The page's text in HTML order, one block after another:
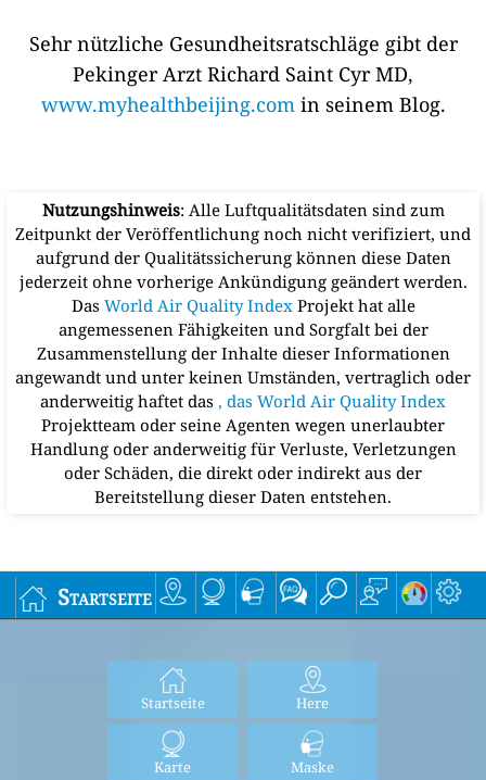
Sehr nützliche Gesundheitsratschläge gibt der
Pekinger Arzt Richard Saint Cyr MD,
www.myhealthbeijing.comin seinem Blog.
Nutzungshinweis: Alle Luftqualitätsdaten sind zum
Zeitpunkt der Veröffentlichung noch nicht verifiziert, und
aufgrund der Qualitätssicherung können diese Daten
jederzeit ohne vorherige Ankündigung geändert werden.
Das World Air Quality Index Projekt hat alle
angemessenen Fähigkeiten und Sorgfalt bei der
Zusammenstellung der Inhalte dieser Informationen
angewandt und unter keinen Umständen, vertraglich oder
anderweitig haftet das , das World Air Quality Index
Projektteam oder seine Agenten wegen unerlaubter
Handlung oder anderweitig für Verluste, Verletzungen
oder Schäden, die direkt oder indirekt aus der
Bereitstellung dieser Daten entstehen.
Startseite
Startseite Here
Karte Maske